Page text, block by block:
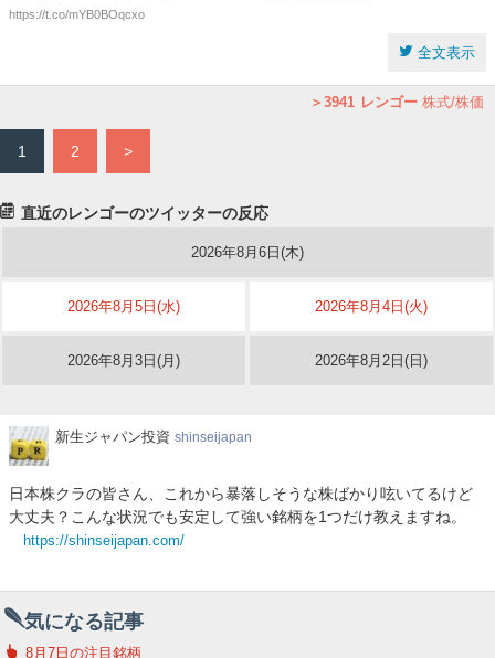
https://t.co/mYB0BOqcxo
全文表示
3941 レンゴー 株式/株価
1 2 >
直近のレンゴーのツイッターの反応
2026年8月6日(木)
2026年8月5日(水) 2026年8月4日(火)
2026年8月3日(月) 2026年8月2日(日)
新
ャ
パ
ン
新生ジャパン投資 shinseijapan
日本株クラの皆さん、これから暴落しそうな株ばかり呟いてるけど
大丈夫？こんな状況でも安定して強い銘柄を1つだけ教えますね。
https://shinseijapan.com/
気になる記事
8月7日の注目銘柄